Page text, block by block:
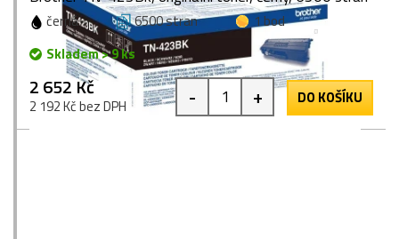
černá 6500 stran
1 bod
Skladem > 9 ks
2 652 Kč
2 192 Kč bez DPH - + DO KOŠÍKU